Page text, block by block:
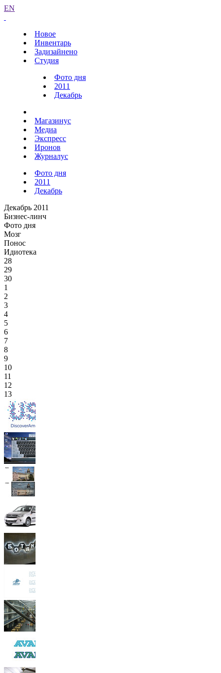
EN
Новое
Инвентарь
Задизайнено
Студия
Фото дня
2011
Декабрь
Магазинус
Медиа
Экспресс
Иронов
Журналус
Фото дня
2011
Декабрь
Декабрь 2011
Бизнес-линч
Фото дня
Мозг
Понос
Идиотека
28
29
30
1
2
3
4
5
6
7
8
9
10
11
12
13